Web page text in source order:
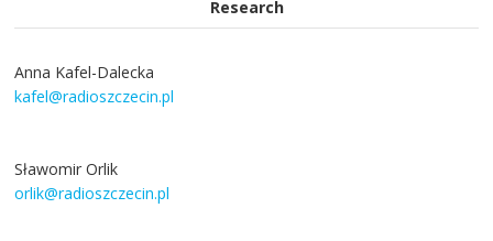
Research
Anna Kafel-Dalecka
kafel@radioszczecin.pl
Sławomir Orlik
orlik@radioszczecin.pl